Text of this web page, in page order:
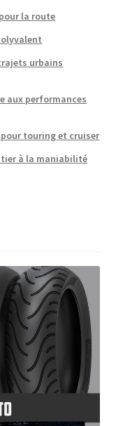
la route
urbains
aux performances
touring et cruiser
à la maniabilité